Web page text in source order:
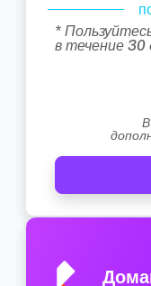
*
в течение 30